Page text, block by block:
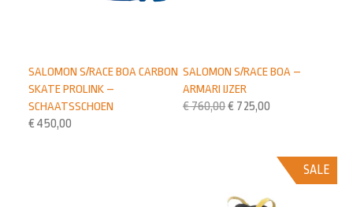
SALOMON S/RACE BOA –
ARMARI IJZER
€760,00€ 725,00
SALOMON S/RACE BOA CARBON
SKATE PROLINK –
SCHAATSSCHOEN
€ 450,00
SALE